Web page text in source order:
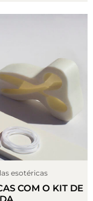
esotéricas
COM O KIT DE